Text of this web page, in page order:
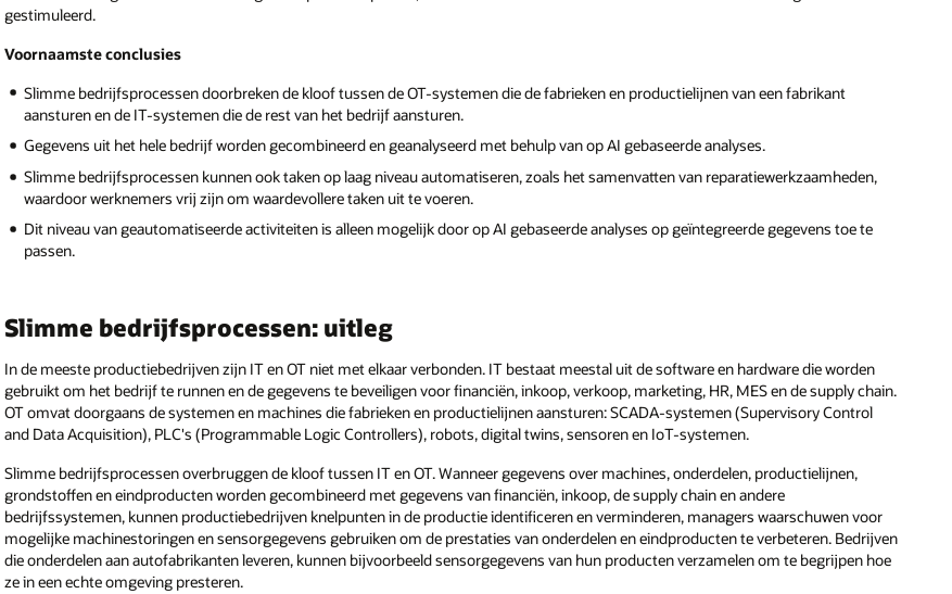
gestimuleerd.
Voornaamste conclusies
Slimme bedrijfsprocessen doorbreken de kloof tussen de OT-systemen die de fabrieken en productielijnen van een fabrikant
aansturen en de IT-systemen die de rest van het bedrijf aansturen.
Gegevens uit het hele bedrijf worden gecombineerd en geanalyseerd met behulp van op AI gebaseerde analyses.
Slimme bedrijfsprocessen kunnen ook taken op laag niveau automatiseren, zoals het samenvatten van reparatiewerkzaamheden,
waardoor werknemers vrij zijn om waardevollere taken uit te voeren.
Dit niveau van geautomatiseerde activiteiten is alleen mogelijk door op AI gebaseerde analyses op geïntegreerde gegevens toe te
passen.
Slimme bedrijfsprocessen: uitleg
In de meeste productiebedrijven zijn IT en OT niet met elkaar verbonden. IT bestaat meestal uit de software en hardware die worden
gebruikt om het bedrijf te runnen en de gegevens te beveiligen voor financiën, inkoop, verkoop, marketing, HR, MES en de supply chain.
OT omvat doorgaans de systemen en machines die fabrieken en productielijnen aansturen: SCADA-systemen (Supervisory Control
and Data Acquisition), PLC's (Programmable Logic Controllers), robots, digital twins, sensoren en IoT-systemen.
Slimme bedrijfsprocessen overbruggen de kloof tussen IT en OT. Wanneer gegevens over machines, onderdelen, productielijnen,
grondstoffen en eindproducten worden gecombineerd met gegevens van financiën, inkoop, de supply chain en andere
bedrijfssystemen, kunnen productiebedrijven knelpunten in de productie identificeren en verminderen, managers waarschuwen voor
mogelijke machinestoringen en sensorgegevens gebruiken om de prestaties van onderdelen en eindproducten te verbeteren. Bedrijven
die onderdelen aan autofabrikanten leveren, kunnen bijvoorbeeld sensorgegevens van hun producten verzamelen om te begrijpen hoe
ze in een echte omgeving presteren.